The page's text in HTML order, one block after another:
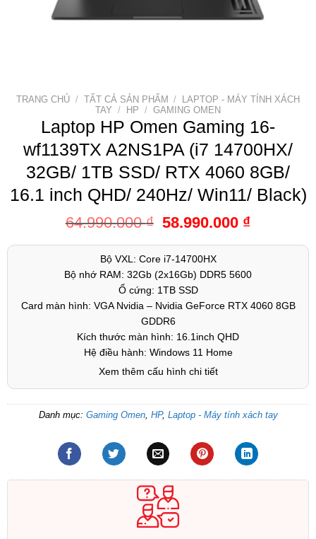
TRANG CHỦ / TẤT CẢ SẢN PHẨM /
LAPTOP - MÁY TÍNH XÁCH
TAY
/ HP / GAMING OMEN
Laptop HP Omen Gaming 16-
wf1139TX A2NS1PA (i7 14700HX/
32GB/ 1TB SSD/ RTX 4060 8GB/
16.1 inch QHD/ 240Hz/ Win11/ Black)
64.990.000₫ 58.990.000 ₫
Bộ VXL: Core i7-14700HX
Bộ nhớ RAM: 32Gb (2x16Gb) DDR5 5600
Ổ cứng: 1TB SSD
Card màn hình: VGA Nvidia – Nvidia GeForce RTX 4060 8GB
GDDR6
Kích thước màn hình: 16.1inch QHD
Hệ điều hành: Windows 11 Home
Xem thêm cấu hình chi tiết
Danh mục: Gaming Omen, HP, Laptop - Máy tính xách tay